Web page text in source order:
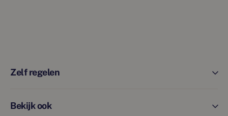
Zelf regelen
Bekijk ook